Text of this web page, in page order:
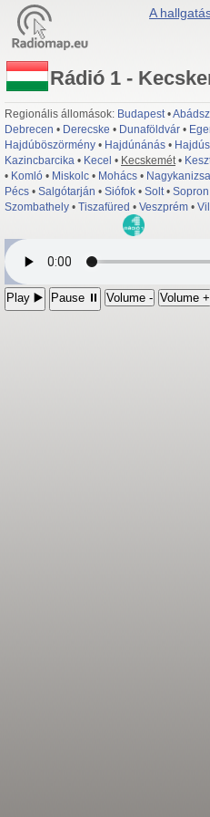
A
Rádió 1 -
Regionális állomások: Budapest•
Debrecen • Derecske • Dunaföldvár •
Hajdúböszörmény • Hajdúnánás •
Kazincbarcika • Kecel • Kecskemét•
• Komló • Miskolc • Mohács • Nagykanizsa
Pécs • Salgótarján • Siófok • Solt• Sopron
Szombathely • Tiszafüred • Veszprém •
Play ▶️ Pause ⏸ Volume - Volume +